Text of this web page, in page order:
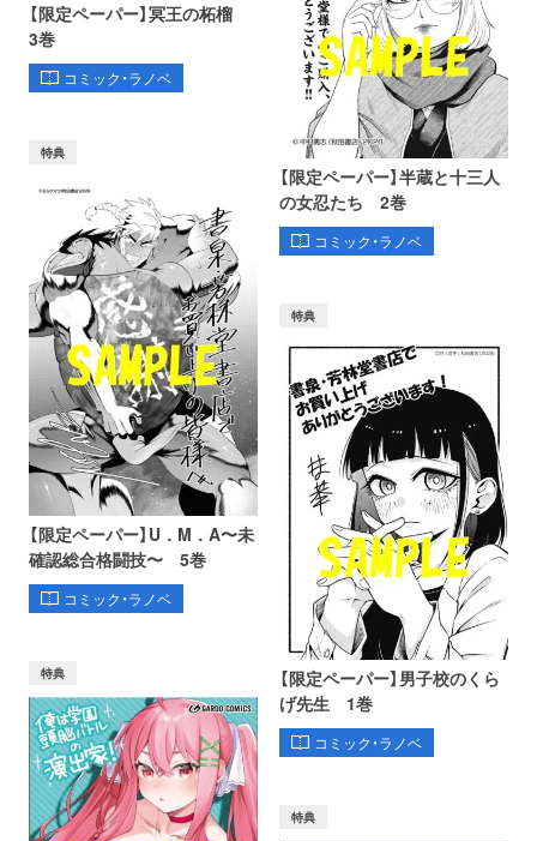
【限定ペーパー】冥王の柘榴
3巻
コミック・ラノベ
【限定ペーパー】半蔵と十三人
の女忍たち 2巻
コミック・ラノベ
特典
【限定ペーパー】U．M．A〜未
確認総合格闘技〜 5巻
コミック・ラノベ
特典
【限定ペーパー】男子校のくら
げ先生 1巻
コミック・ラノベ
特典
特典